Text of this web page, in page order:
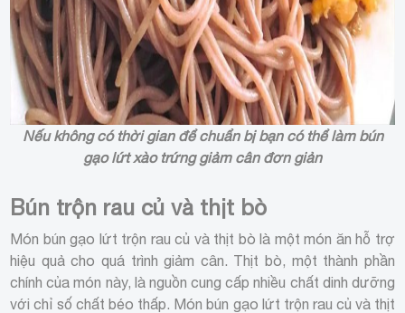
Nếu không có thời gian để chuẩn bị bạn có thể làm bún
gạo lứt xào trứng giảm cân đơn giản
Bún trộn rau củ và thịt bò
Món bún gạo lứt trộn rau củ và thịt bò là một món ăn hỗ trợ
hiệu quả cho quá trình giảm cân. Thịt bò, một thành phần
chính của món này, là nguồn cung cấp nhiều chất dinh dưỡng
với chỉ số chất béo thấp. Món bún gạo lứt trộn rau củ và thịt